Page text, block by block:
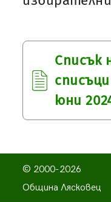
Списък
юни
© 2000-2026
Община Лясковец